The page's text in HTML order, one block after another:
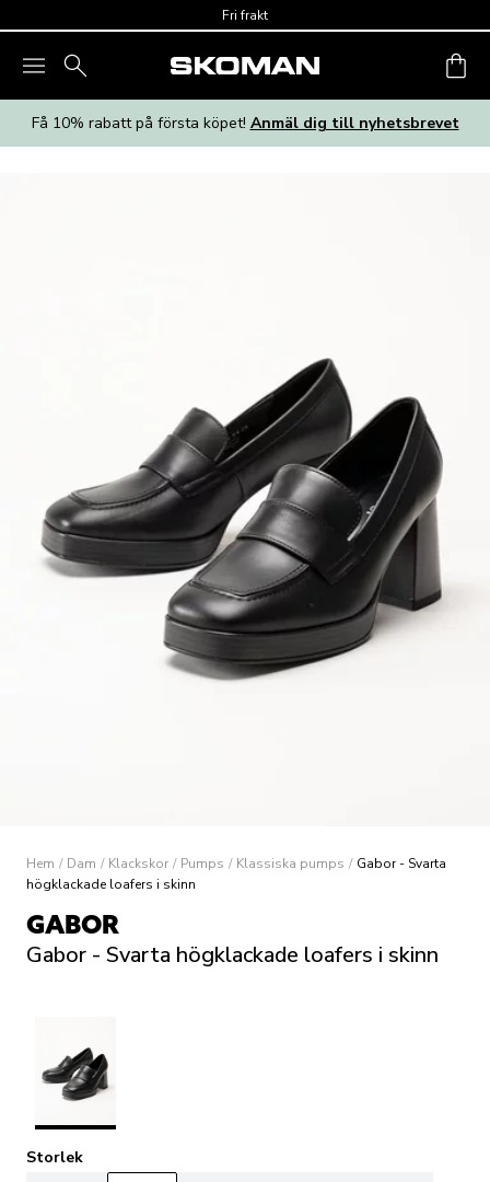
Fri frakt
Få 10% rabatt på första köpet! Anmäl dig till nyhetsbrevet
Hem / Dam / Klackskor / Pumps / Klassiska pumps / Gabor - Svarta
högklackade loafers i skinn
GABOR
Gabor - Svarta högklackade loafers i skinn
Storlek